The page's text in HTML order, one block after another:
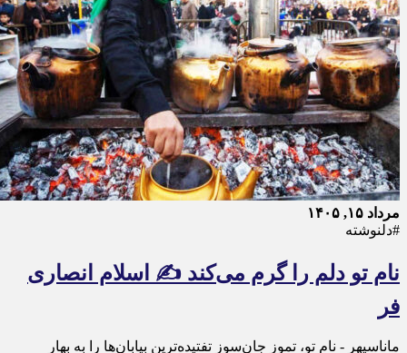
مرداد ۱۵, ۱۴۰۵
#دلنوشته
نام تو دلم را گرم می‌کند ✍️ اسلام انصاری
فر
ماناسپهر - نام تو، تموز جان‌سوز تفتیده‌ترین بیابان‌ها را به بهار